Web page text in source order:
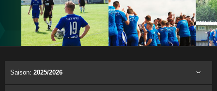
Saison: 2025/2026